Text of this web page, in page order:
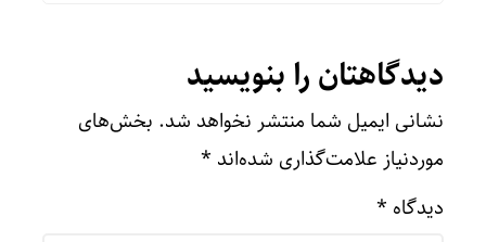
دیدگاهتان را بنویسید
نشانی ایمیل شما منتشر نخواهد شد. بخش‌های
موردنیاز علامت‌گذاری شده‌اند *
دیدگاه *